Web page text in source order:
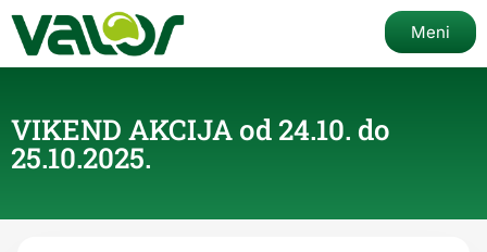
Meni
VIKEND AKCIJA od 24.10. do
25.10.2025.